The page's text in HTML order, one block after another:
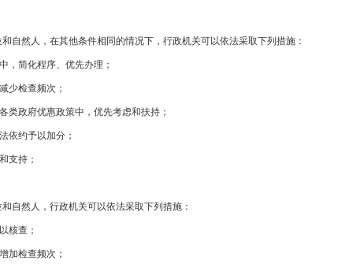
然人，在其他条件相同的情况下，行政机关可以依法采取下列措施：
简化程序、优先办理；
检查频次；
政府优惠政策中，优先考虑和扶持；
约予以加分；
支持；
然人，行政机关可以依法采取下列措施：
核查；
检查频次；